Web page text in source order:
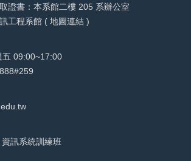
證書：本系館二樓 205 系辦公室
工程系館 ( 地圖連結 )
五 09:00~17:00
訊系統訓練班